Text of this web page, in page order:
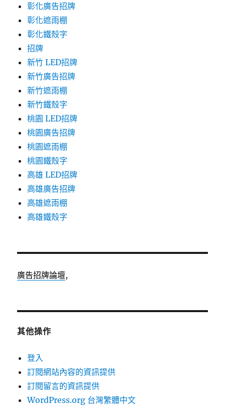
彰化廣告招牌
彰化遮雨棚
彰化鐵殼字
招牌
新竹 LED招牌
新竹廣告招牌
新竹遮雨棚
新竹鐵殼字
桃園 LED招牌
桃園廣告招牌
桃園遮雨棚
桃園鐵殼字
高雄 LED招牌
高雄廣告招牌
高雄遮雨棚
高雄鐵殼字
廣告招牌論壇,
其他操作
登入
訂閱網站內容的資訊提供
訂閱留言的資訊提供
WordPress.org 台灣繁體中文